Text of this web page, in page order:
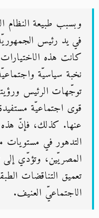
وبسبب طبيعة النظام
في يد رئيس
كانت هذه
نخبة سياسيّة
توجّهات الرئيس
قوى اجتماعيّة
عنها. كذلك، فإنّ
التدهور في مستويات
المصريّين، وتؤدّي
تعميق التناقضات
الاجتماعيّ العنيف.